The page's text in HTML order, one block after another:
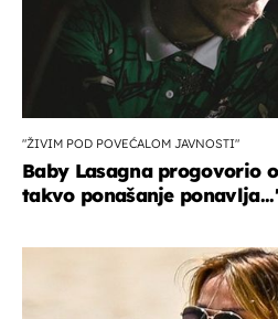
"ŽIVIM POD POVEĆALOM JAVNOSTI"
Baby Lasagna progovorio
takvo ponašanje